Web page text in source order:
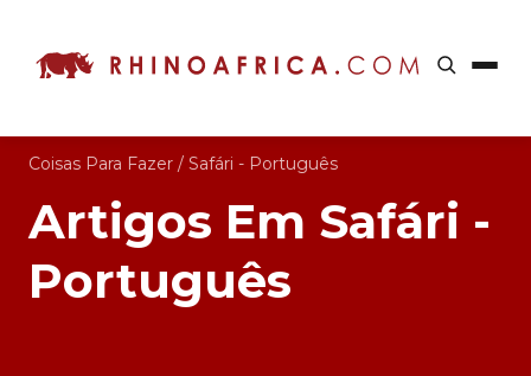
Coisas Para Fazer / Safári - Português
Artigos Em Safári -
Português